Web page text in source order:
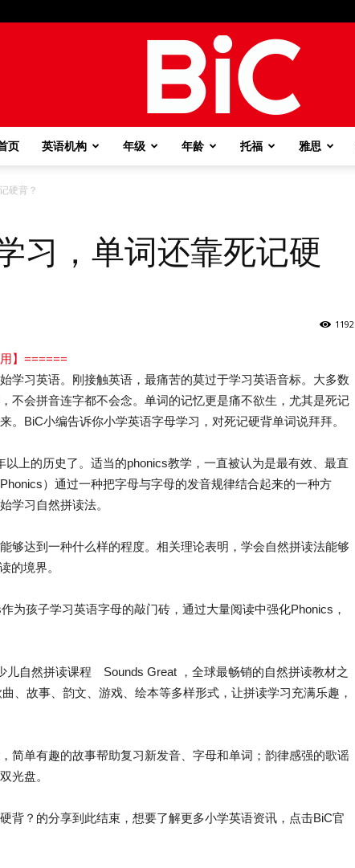
页 英语机构 年级 年龄 托福 雅思
硬背？
习，单词还靠死记硬
1192
】======
学习英语。刚接触英语，最痛苦的莫过于学习英语音标。大多数
不会拼音连字都不会念。单词的记忆更是痛不欲生，尤其是死记
。BiC小编告诉你小学英语字母学习，对死记硬背单词说拜拜。
上的历史了。适当的phonics教学，一直被认为是最有效、最直
）通过一种把字母与字母的发音规律结合起来的一种方
学习自然拼读法。
达到一种什么样的程度。相关理论表明，学会自然拼读法能够
的境界。
孩子学习英语字母的敲门砖，通过大量阅读中强化Phonics，
自然拼读课程 Sounds Great ，全球最畅销的自然拼读教材之
、故事、韵文、游戏、绘本等多样形式，让拼读学习充满乐趣，
单有趣的故事帮助复习新发音、字母和单词；韵律感强的歌谣
光盘。
？的分享到此结束，想要了解更多小学英语资讯，点击BiC官